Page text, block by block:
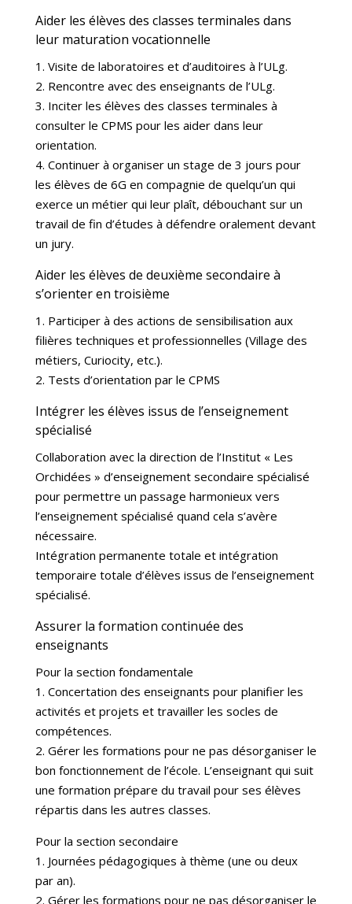
Aider les élèves des classes terminales dans
leur maturation vocationnelle
1. Visite de laboratoires et d’auditoires à l’ULg.
2. Rencontre avec des enseignants de l’ULg.
3. Inciter les élèves des classes terminales à
consulter le CPMS pour les aider dans leur
orientation.
4. Continuer à organiser un stage de 3 jours pour
les élèves de 6G en compagnie de quelqu’un qui
exerce un métier qui leur plaît, débouchant sur un
travail de fin d’études à défendre oralement devant
un jury.
Aider les élèves de deuxième secondaire à
s’orienter en troisième
1. Participer à des actions de sensibilisation aux
filières techniques et professionnelles (Village des
métiers, Curiocity, etc.).
2. Tests d’orientation par le CPMS
Intégrer les élèves issus de l’enseignement
spécialisé
Collaboration avec la direction de l’Institut « Les
Orchidées » d’enseignement secondaire spécialisé
pour permettre un passage harmonieux vers
l’enseignement spécialisé quand cela s’avère
nécessaire.
Intégration permanente totale et intégration
temporaire totale d’élèves issus de l’enseignement
spécialisé.
Assurer la formation continuée des
enseignants
Pour la section fondamentale
1. Concertation des enseignants pour planifier les
activités et projets et travailler les socles de
compétences.
2. Gérer les formations pour ne pas désorganiser le
bon fonctionnement de l’école. L’enseignant qui suit
une formation prépare du travail pour ses élèves
répartis dans les autres classes.
Pour la section secondaire
1. Journées pédagogiques à thème (une ou deux
par an).
2. Gérer les formations pour ne pas désorganiser le